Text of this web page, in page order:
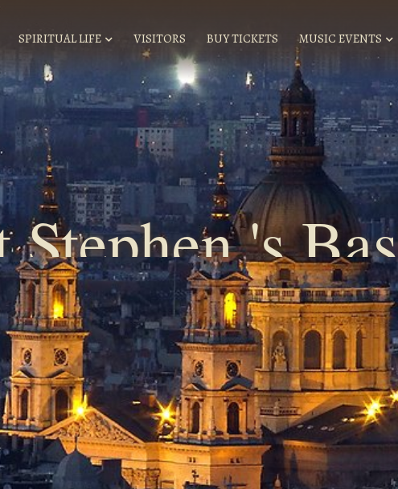
SPIRITUAL LIFE VISITORS BUY TICKETS MUSIC EVENTS
's